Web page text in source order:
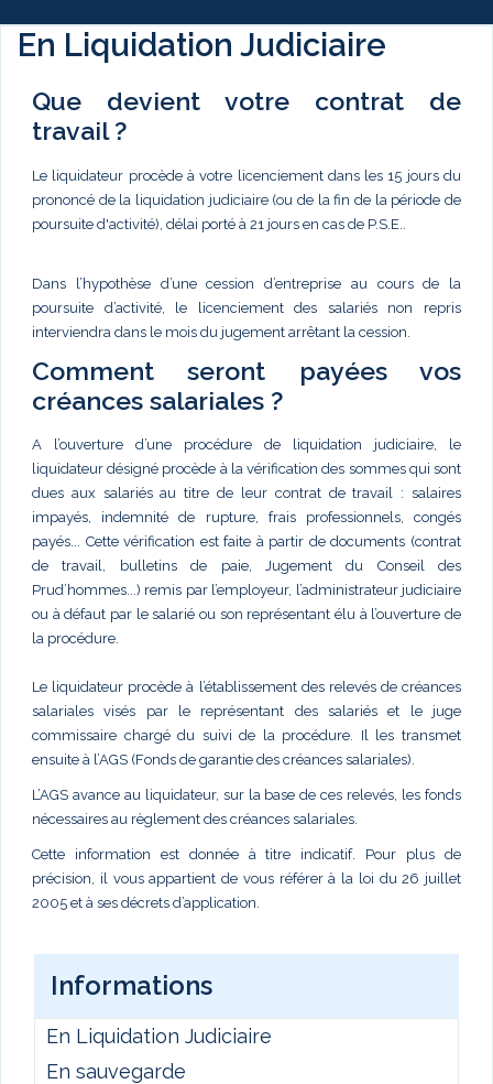
En Liquidation Judiciaire
Que devient votre contrat de
travail ?
Le liquidateur procède à votre licenciement dans les 15 jours du
prononcé de la liquidation judiciaire (ou de la fin de la période de
poursuite d'activité), délai porté à 21 jours en cas de P.S.E..
Dans l’hypothèse d’une cession d’entreprise au cours de la
poursuite d’activité, le licenciement des salariés non repris
interviendra dans le mois du jugement arrêtant la cession.
Comment seront payées vos
créances salariales ?
A l’ouverture d’une procédure de liquidation judiciaire, le
liquidateur désigné procède à la vérification des sommes qui sont
dues aux salariés au titre de leur contrat de travail : salaires
impayés, indemnité de rupture, frais professionnels, congés
payés... Cette vérification est faite à partir de documents (contrat
de travail, bulletins de paie, Jugement du Conseil des
Prud’hommes...) remis par l’employeur, l’administrateur judiciaire
ou à défaut par le salarié ou son représentant élu à l’ouverture de
la procédure.
Le liquidateur procède à l’établissement des relevés de créances
salariales visés par le représentant des salariés et le juge
commissaire chargé du suivi de la procédure. Il les transmet
ensuite à l’AGS (Fonds de garantie des créances salariales).
L’AGS avance au liquidateur, sur la base de ces relevés, les fonds
nécessaires au règlement des créances salariales.
Cette information est donnée à titre indicatif. Pour plus de
précision, il vous appartient de vous référer à la loi du 26 juillet
2005 et à ses décrets d’application.
Informations
En Liquidation Judiciaire
En sauvegarde